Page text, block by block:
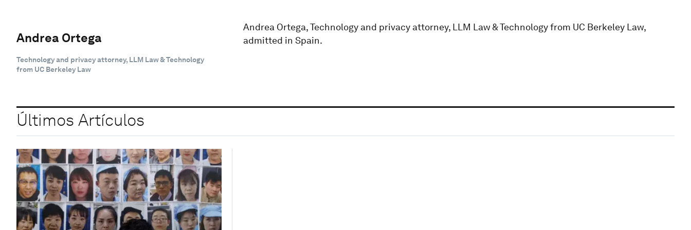
Andrea Ortega
Technology and privacy attorney, LLM Law & Technology
from UC Berkeley Law
Andrea Ortega, Technology and privacy attorney, LLM Law & Technology from UC Berkeley Law,
admitted in Spain.
Últimos Artículos